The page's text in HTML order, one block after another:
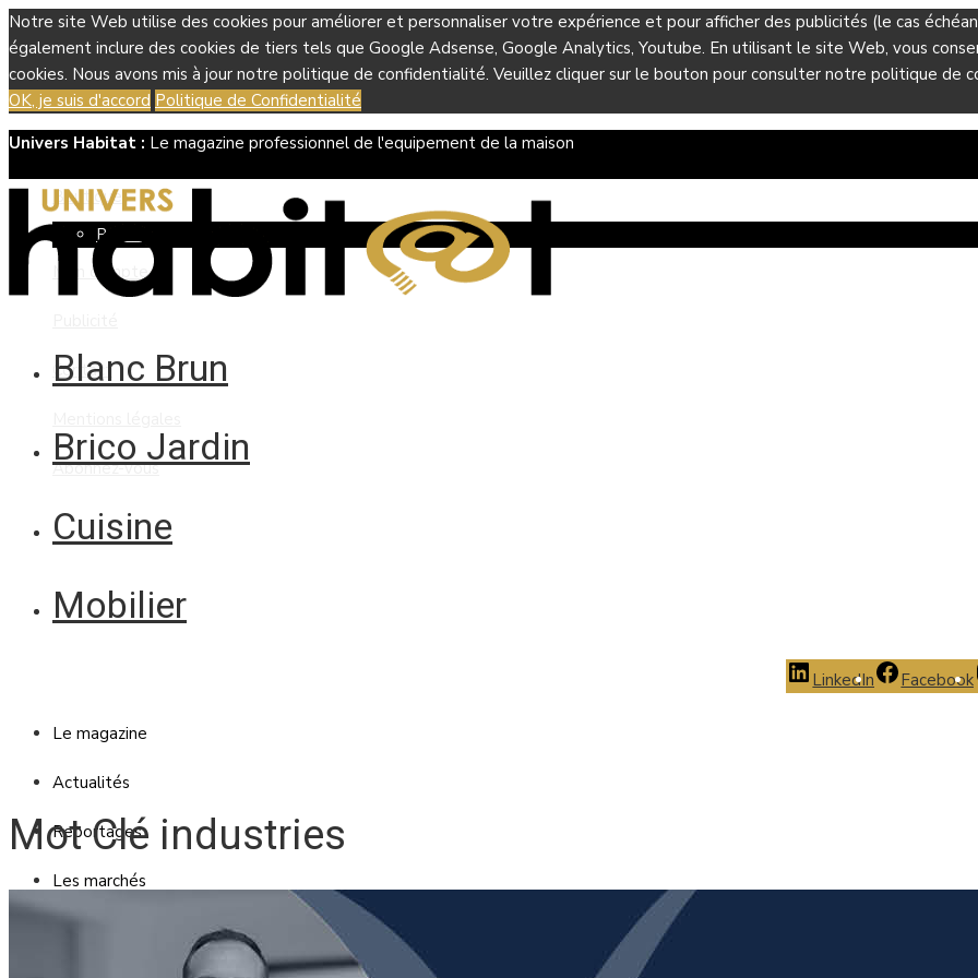
Notre site Web utilise des cookies pour améliorer et personnaliser votre expérience et pour afficher des publicités (le cas
également inclure des cookies de tiers tels que Google Adsense, Google Analytics, Youtube. En utilisant le site Web, vous
cookies. Nous avons mis à jour notre politique de confidentialité. Veuillez cliquer sur le bouton pour consulter notre politique de
OK, je suis d'accord Politique de Confidentialité
Univers Habitat : Le magazine professionnel de l'equipement de la maison
Boutique
Panier
Mon compte
Contact
Abonnez-vous
Blanc Brun
Brico Jardin
Cuisine
Mobilier
LinkedIn Facebook
Le magazine
Actualités
Reportages
Les marchés
Mot Clé industries